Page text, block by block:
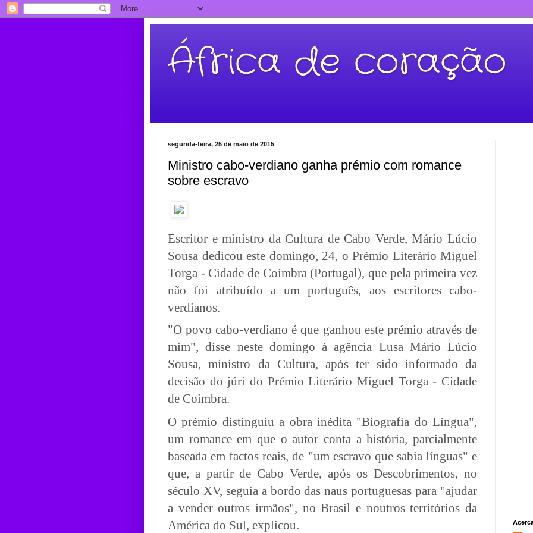
África de coração
segunda-feira, 25 de maio de 2015
Ministro cabo-verdiano ganha prémio com romance
sobre escravo
Escritor e ministro da Cultura de Cabo Verde, Mário Lúcio
Sousa dedicou este domingo, 24, o Prémio Literário Miguel
Torga - Cidade de Coimbra (Portugal), que pela primeira vez
não foi atribuído a um português, aos escritores cabo-
verdianos.
"O povo cabo-verdiano é que ganhou este prémio através de
mim", disse neste domingo à agência Lusa Mário Lúcio
Sousa, ministro da Cultura, após ter sido informado da
decisão do júri do Prémio Literário Miguel Torga - Cidade
de Coimbra.
O prémio distinguiu a obra inédita "Biografia do Língua",
um romance em que o autor conta a história, parcialmente
baseada em factos reais, de "um escravo que sabia línguas" e
que, a partir de Cabo Verde, após os Descobrimentos, no
século XV, seguia a bordo das naus portuguesas para "ajudar
a vender outros irmãos", no Brasil e noutros territórios da
América do Sul, explicou.